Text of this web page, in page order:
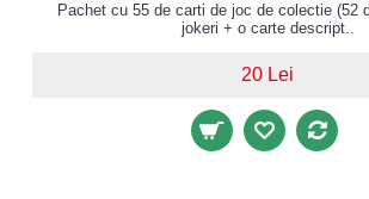
Pachet cu 55 de carti de joc de colectie (52
jokeri + o carte descript..
20 Lei